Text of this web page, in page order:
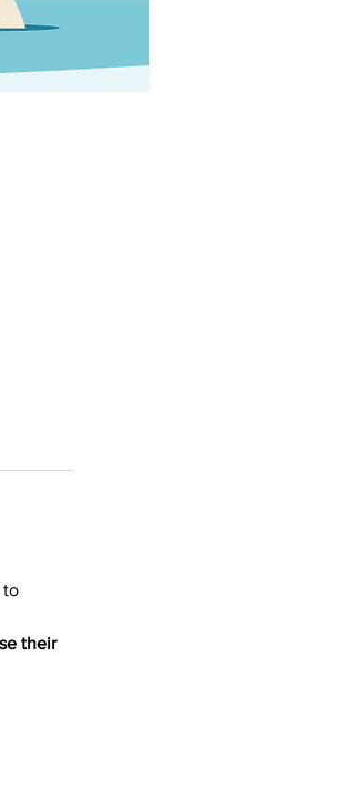
to
their